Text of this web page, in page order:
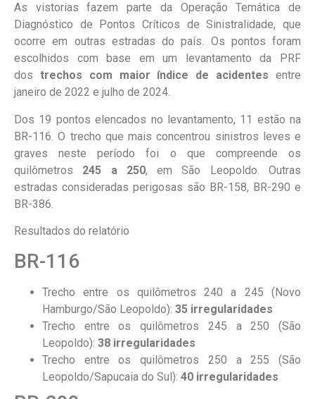
As vistorias fazem parte da Operação Temática de
Diagnóstico de Pontos Críticos de Sinistralidade, que
ocorre em outras estradas do país. Os pontos foram
escolhidos com base em um levantamento da PRF
dos trechos com maior índice de acidentes entre
janeiro de 2022 e julho de 2024.
Dos 19 pontos elencados no levantamento, 11 estão na
BR-116. O trecho que mais concentrou sinistros leves e
graves neste período foi o que compreende os
quilômetros 245 a 250, em São Leopoldo. Outras
estradas consideradas perigosas são BR-158, BR-290 e
BR-386.
Resultados do relatório
BR-116
Trecho entre os quilômetros 240 a 245 (Novo
Hamburgo/São Leopoldo): 35 irregularidades
Trecho entre os quilômetros 245 a 250 (São
Leopoldo): 38 irregularidades
Trecho entre os quilômetros 250 a 255 (São
Leopoldo/Sapucaia do Sul): 40 irregularidades